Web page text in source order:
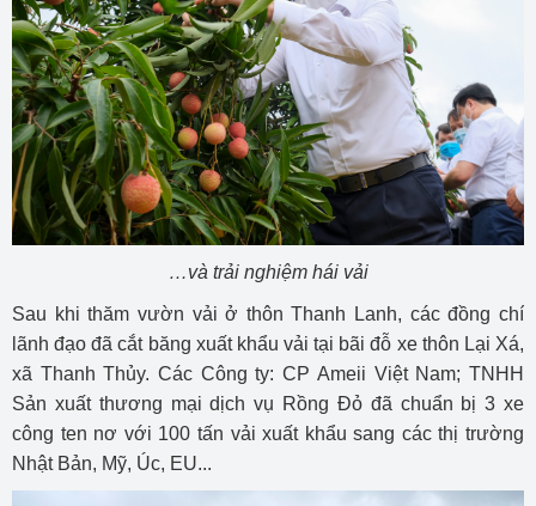
…và trải nghiệm hái vải
Sau khi thăm vườn vải ở thôn Thanh Lanh, các đồng chí
lãnh đạo đã cắt băng xuất khẩu vải tại bãi đỗ xe thôn Lại Xá,
xã Thanh Thủy. Các Công ty: CP Ameii Việt Nam; TNHH
Sản xuất thương mại dịch vụ Rồng Đỏ đã chuẩn bị 3 xe
công ten nơ với 100 tấn vải xuất khẩu sang các thị trường
Nhật Bản, Mỹ, Úc, EU...